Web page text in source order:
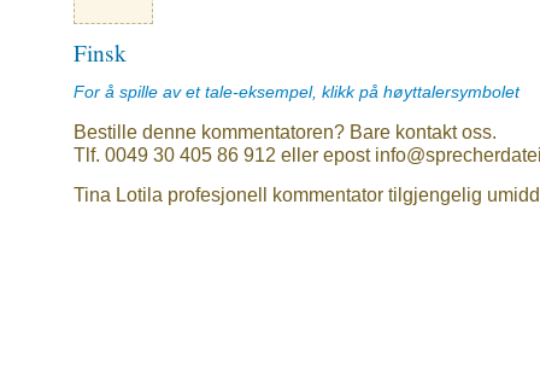
Finsk
For å spille av et tale-eksempel, klikk på høyttalersymbolet
Bestille denne kommentatoren? Bare kontakt oss.
Tlf. 0049 30 405 86 912 eller epost
Tina Lotila profesjonell kommentator tilgjengelig